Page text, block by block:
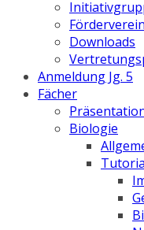
Förderverein
Downloads
Anmeldung Jg. 5
Fächer
Biologie